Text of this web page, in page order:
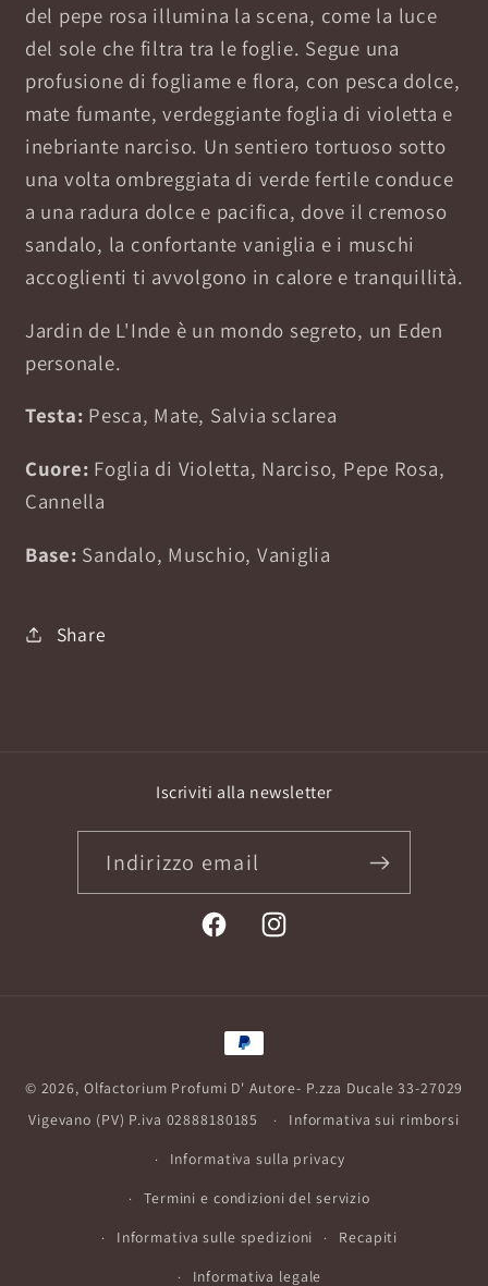
del pepe rosa illumina la scena, come la luce
del sole che filtra tra le foglie. Segue una
profusione di fogliame e flora, con pesca dolce,
mate fumante, verdeggiante foglia di violetta e
inebriante narciso. Un sentiero tortuoso sotto
una volta ombreggiata di verde fertile conduce
a una radura dolce e pacifica, dove il cremoso
sandalo, la confortante vaniglia e i muschi
accoglienti ti avvolgono in calore e tranquillità.
Jardin de L'Inde è un mondo segreto, un Eden
personale.
Testa: Pesca, Mate, Salvia sclarea
Cuore: Foglia di Violetta, Narciso, Pepe Rosa,
Cannella
Base: Sandalo, Muschio, Vaniglia
Share
Iscriviti alla newsletter
Indirizzo email
FacebookInstagram
Metodi
pagamento
© 2026, Olfactorium Profumi D' Autore- P.zza Ducale 33-27029
Vigevano (PV) P.iva 02888180185
Informativa sui rimborsi
Informativa sulla privacy
Termini e condizioni del servizio
Informativa sulle spedizioni
Recapiti
Informativa legale